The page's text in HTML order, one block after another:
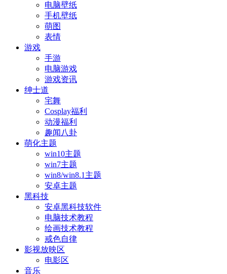
电脑壁纸
手机壁纸
萌图
表情
游戏
手游
电脑游戏
游戏资讯
绅士道
宅舞
Cosplay福利
动漫福利
趣闻八卦
萌化主题
win10主题
win7主题
win8/win8.1主题
安卓主题
黑科技
安卓黑科技软件
电脑技术教程
绘画技术教程
戒色自律
影视放映区
电影区
音乐